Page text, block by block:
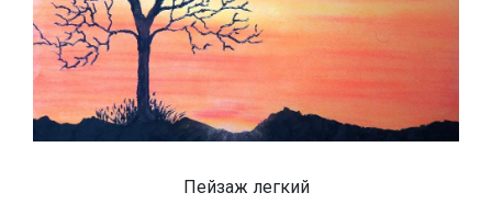
Пейзаж легкий